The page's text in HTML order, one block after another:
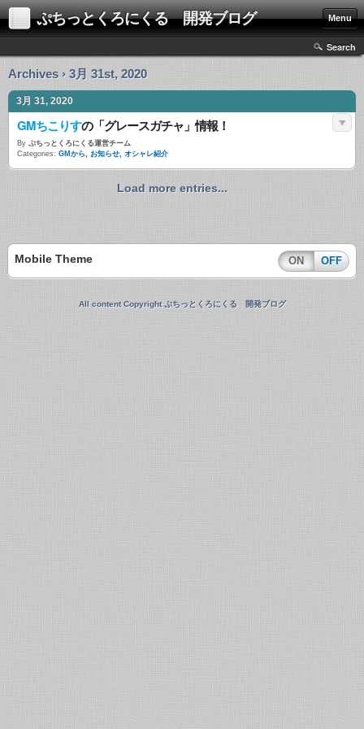
ぷちっとくろにくる 開発ブログ Menu
Search
Archives › 3月 31st, 2020
3月 31, 2020
GMちこりすの「グレースガチャ」情報！
By ぷちっとくろにくる運営チーム
Categories: GMから, お知らせ, オシャレ紹介
Load more entries...
Mobile Theme ON OFF
All content Copyright ぷちっとくろにくる 開発ブログ